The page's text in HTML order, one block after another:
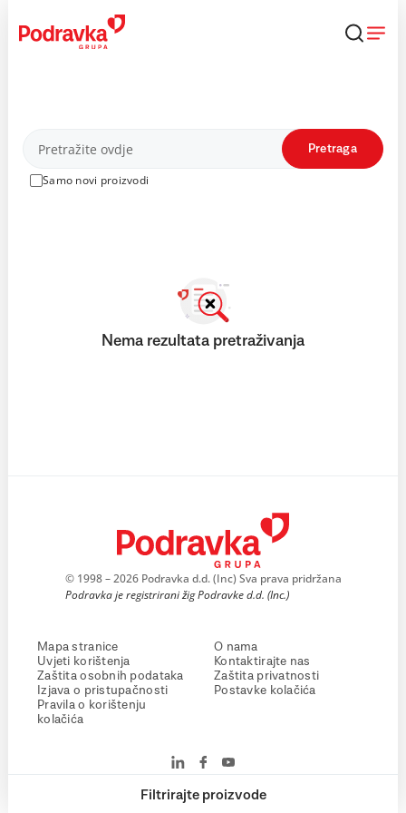
content
Proizvodi
Samo novi proizvodi
Pretraga
Filtrirajte proizvode
Nema rezultata pretraživanja
© 1998 – 2026 Podravka d.d. (Inc) Sva prava pridržana
Podravka je registrirani žig Podravke d.d. (Inc.)
Mapa stranice
Uvjeti korištenja
Zaštita osobnih podataka
Izjava o pristupačnosti
Pravila o korištenju
kolačića
O nama
Kontaktirajte nas
Zaštita privatnosti
Postavke kolačića